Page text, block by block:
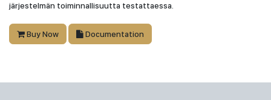
järjestelmän toiminnallisuutta testattaessa.
Buy Now Documentation